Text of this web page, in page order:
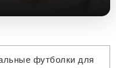
футболки для